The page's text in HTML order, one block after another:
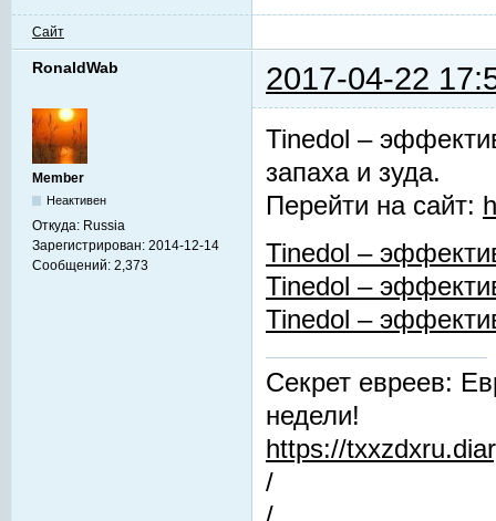
Сайт
RonaldWab 2017-04-22
Member
Неактивен
Откуда: Russia
Зарегистрирован: 2014-12-14
Сообщений: 2,373
Tinedol –
запаха и зуда.
Перейти на сайт:
Tinedol –
Tinedol –
Tinedol –
Секрет евреев:
недели!
https://
/
/